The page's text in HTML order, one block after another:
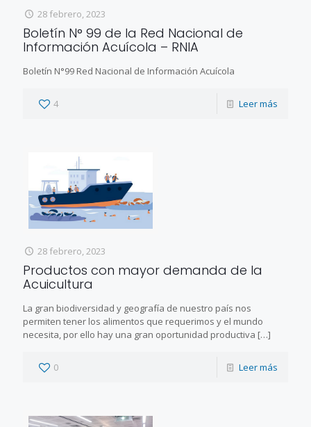
28 febrero, 2023
Boletín N° 99 de la Red Nacional de
Información Acuícola – RNIA
Boletín N°99 Red Nacional de Información Acuícola
4 Leer más
28 febrero, 2023
Productos con mayor demanda de la
Acuicultura
La gran biodiversidad y geografía de nuestro país nos
permiten tener los alimentos que requerimos y el mundo
necesita, por ello hay una gran oportunidad productiva […]
0 Leer más